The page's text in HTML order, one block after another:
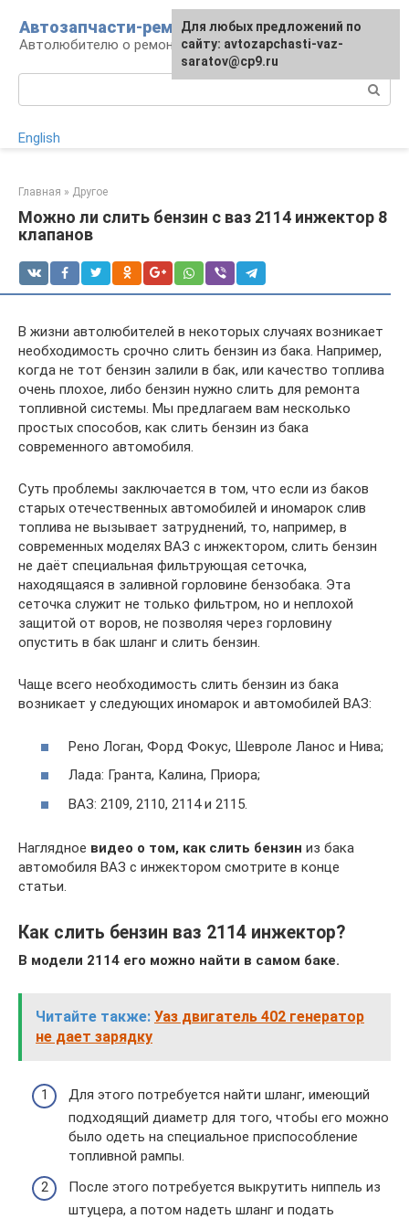
контенту
Автозапчасти-ремонт
Автолюбителю о ремонте машины
English
Главная » Другое
Можно ли слить бензин с ваз 2114 инжектор 8
клапанов
В жизни автолюбителей в некоторых случаях возникает
необходимость срочно слить бензин из бака. Например,
когда не тот бензин залили в бак, или качество топлива
очень плохое, либо бензин нужно слить для ремонта
топливной системы. Мы предлагаем вам несколько
простых способов, как слить бензин из бака
современного автомобиля.
Суть проблемы заключается в том, что если из баков
старых отечественных автомобилей и иномарок слив
топлива не вызывает затруднений, то, например, в
современных моделях ВАЗ с инжектором, слить бензин
не даёт специальная фильтрующая сеточка,
находящаяся в заливной горловине бензобака. Эта
сеточка служит не только фильтром, но и неплохой
защитой от воров, не позволяя через горловину
опустить в бак шланг и слить бензин.
Чаще всего необходимость слить бензин из бака
возникает у следующих иномарок и автомобилей ВАЗ:
Рено Логан, Форд Фокус, Шевроле Ланос и Нива;
Лада: Гранта, Калина, Приора;
ВАЗ: 2109, 2110, 2114 и 2115.
Наглядное видео о том, как слить бензин из бака
автомобиля ВАЗ с инжектором смотрите в конце
статьи.
Как слить бензин ваз 2114 инжектор?
В модели 2114 его можно найти в самом баке.
Читайте также: Уаз двигатель 402 генератор
не дает зарядку
Для этого потребуется найти шланг, имеющий
подходящий диаметр для того, чтобы его можно
было одеть на специальное приспособление
топливной рампы.
После этого потребуется выкрутить ниппель из
штуцера, а потом надеть шланг и подать
Для любых предложений по
сайту: avtozapchasti-vaz-
saratov@cp9.ru